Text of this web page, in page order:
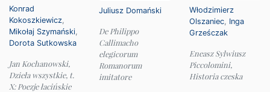
Konrad
Kokoszkiewicz,
Mikołaj Szymański,
Dorota Sutkowska
Jan Kochanowski,
Dzieła wszystkie, t.
X: Poezje łacińskie
Juliusz Domański
De Philippo
Callimacho
elegicorum
Romanorum
imitatore
Włodzimierz
Olszaniec, Inga
Grześczak
Eneasz Sylwiusz
Piccolomini,
Historia czeska